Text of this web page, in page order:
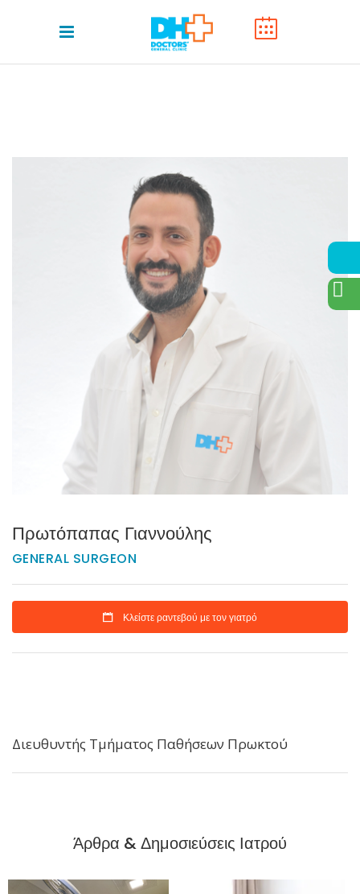
Πρωτόπαπας Γιαννούλης
GENERAL SURGEON
Κλείστε ραντεβού με τον γιατρό
Διευθυντής Τμήματος Παθήσεων Πρωκτού
Άρθρα & Δημοσιεύσεις Ιατρού